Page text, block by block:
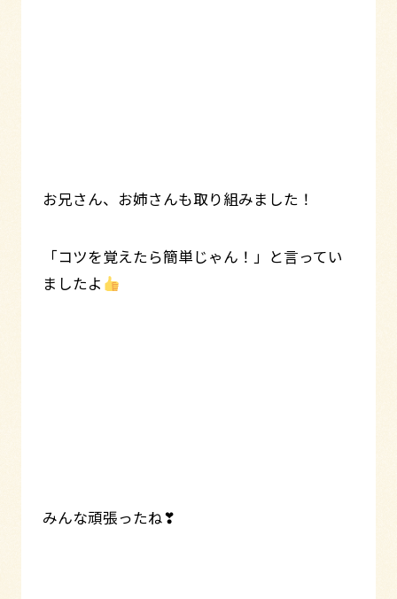
お兄さん、お姉さんも取り組みました！
「コツを覚えたら簡単じゃん！」と言ってい
ましたよ
みんな頑張ったね❣